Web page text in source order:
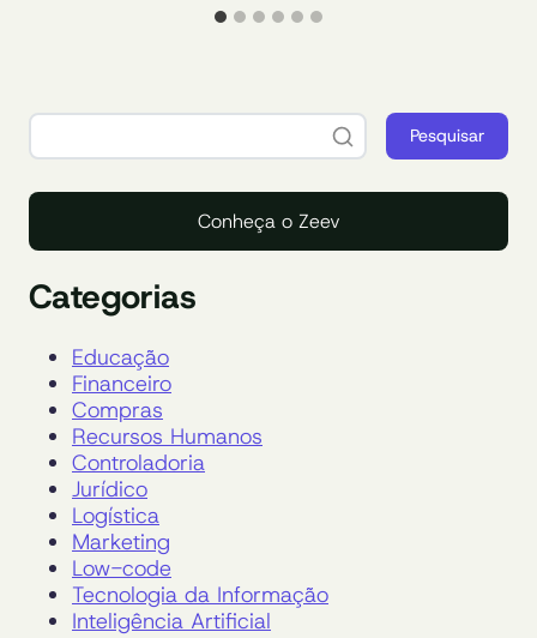
Pesquisar
Conheça o Zeev
Categorias
Educação
Financeiro
Compras
Recursos Humanos
Controladoria
Jurídico
Logística
Marketing
Low-code
Tecnologia da Informação
Inteligência Artificial